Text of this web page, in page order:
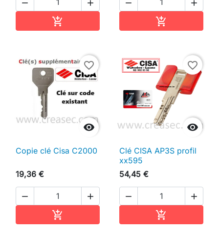
 

 


favorite_border
Copie clé Cisa C2000
19,36 €
 


favorite_border
Clé CISA AP3S profil
xx595
54,45 €
 
